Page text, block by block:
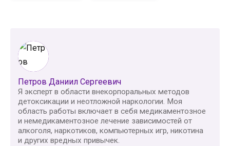
Петров Даниил Сергеевич
Я эксперт в области внекорпоральных методов
детоксикации и неотложной наркологии. Моя
область работы включает в себя медикаментозное
и немедикаментозное лечение зависимостей от
алкоголя, наркотиков, компьютерных игр, никотина
и других вредных привычек.